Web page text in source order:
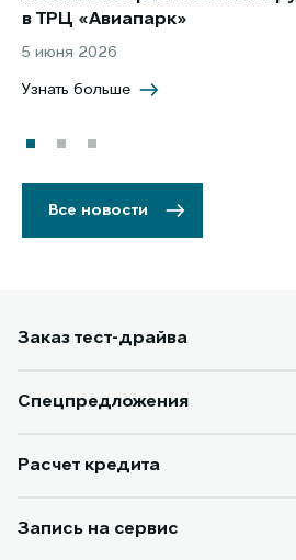
в ТРЦ «Авиапарк»
5 июня 2026
Узнать больше
Все новости
Заказ тест-драйва
Спецпредложения
Расчет кредита
Запись на сервис